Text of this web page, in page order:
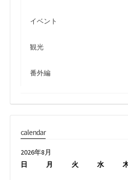
イベント
観光
番外編
calendar
2026年8月
日
月 火 水